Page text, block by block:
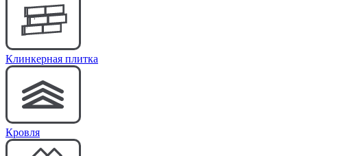
Клинкерная плитка
Кровля